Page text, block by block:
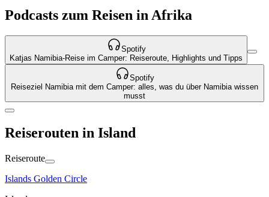
Podcasts zum Reisen in Afrika
Spotify
Katjas Namibia-Reise im Camper: Reiseroute, Highlights und Tipps
Spotify
Reiseziel Namibia mit dem Camper: alles, was du über Namibia wissen
musst
Reiserouten in Island
Reiseroute
Islands Golden Circle